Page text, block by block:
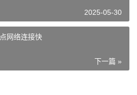
2025-05-30
网络连接快
下一篇 »